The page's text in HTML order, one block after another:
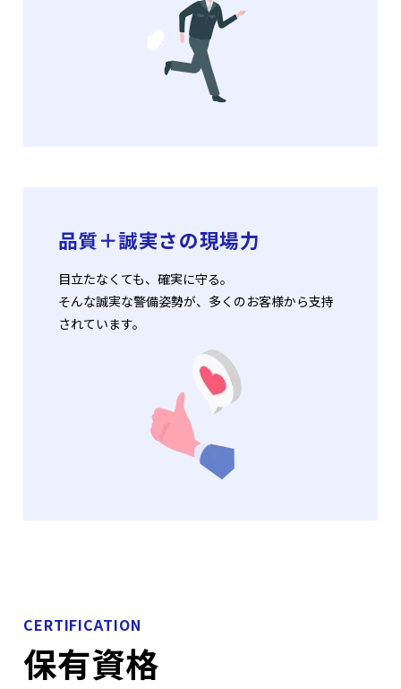
品質＋誠実さの現場力
目立たなくても、確実に守る。
そんな誠実な警備姿勢が、多くのお客様から支持
されています。
CERTIFICATION
保有資格